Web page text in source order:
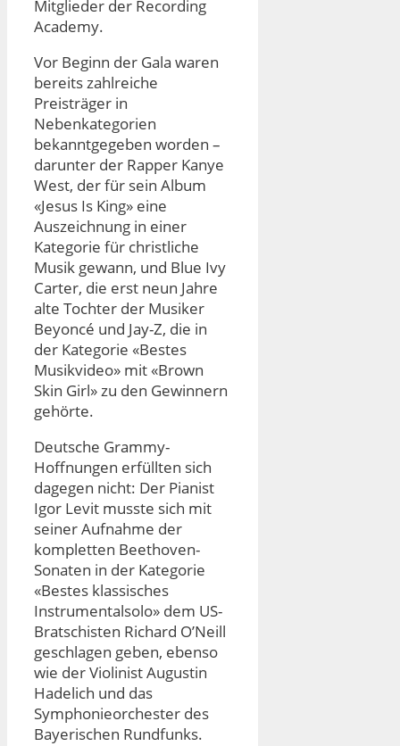
Mitglieder der Recording
Academy.
Vor Beginn der Gala waren
bereits zahlreiche
Preisträger in
Nebenkategorien
bekanntgegeben worden –
darunter der Rapper Kanye
West, der für sein Album
«Jesus Is King» eine
Auszeichnung in einer
Kategorie für christliche
Musik gewann, und Blue Ivy
Carter, die erst neun Jahre
alte Tochter der Musiker
Beyoncé und Jay-Z, die in
der Kategorie «Bestes
Musikvideo» mit «Brown
Skin Girl» zu den Gewinnern
gehörte.
Deutsche Grammy-
Hoffnungen erfüllten sich
dagegen nicht: Der Pianist
Igor Levit musste sich mit
seiner Aufnahme der
kompletten Beethoven-
Sonaten in der Kategorie
«Bestes klassisches
Instrumentalsolo» dem US-
Bratschisten Richard O’Neill
geschlagen geben, ebenso
wie der Violinist Augustin
Hadelich und das
Symphonieorchester des
Bayerischen Rundfunks.